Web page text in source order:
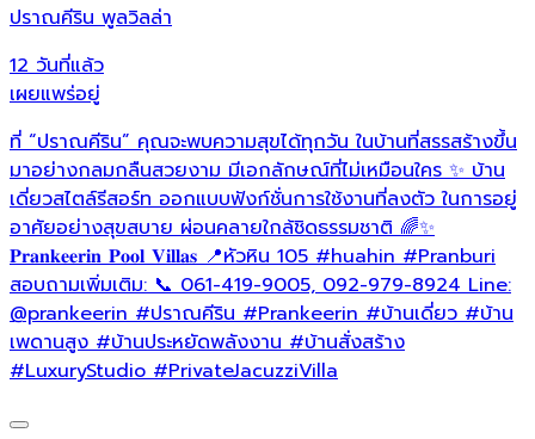
ปราณคีริน พูลวิลล่า
12 วันที่แล้ว
เผยแพร่อยู่
ที่ “ปราณคีริน” คุณจะพบความสุขได้ทุกวัน ในบ้านที่สรรสร้างขึ้น
มาอย่างกลมกลืนสวยงาม มีเอกลักษณ์ที่ไม่เหมือนใคร ✨ บ้าน
เดี่ยวสไตล์รีสอร์ท ออกแบบฟังก์ชั่นการใช้งานที่ลงตัว ในการอยู่
อาศัยอย่างสุขสบาย ผ่อนคลายใกล้ชิดธรรมชาติ 🌈✨
𝐏𝐫𝐚𝐧𝐤𝐞𝐞𝐫𝐢𝐧 𝐏𝐨𝐨𝐥 𝐕𝐢𝐥𝐥𝐚𝐬 📍หัวหิน 105 #huahin #Pranburi
สอบถามเพิ่มเติม: 📞 061-419-9005, 092-979-8924 Line:
@prankeerin #ปราณคีริน #Prankeerin #บ้านเดี่ยว #บ้าน
เพดานสูง #บ้านประหยัดพลังงาน #บ้านสั่งสร้าง
#LuxuryStudio #PrivateJacuzziVilla